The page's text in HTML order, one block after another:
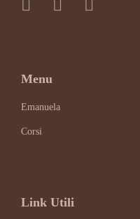
Menu
Emanuela
Corsi
Link Utili